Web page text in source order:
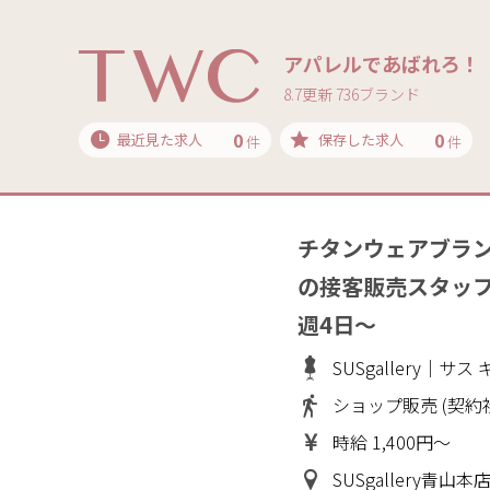
アパレルであばれろ！
8.7更新 736ブランド
最近見た求人 0件 保存した求人 0件
チタンウェアブラ
の接客販売スタッ
週4日～
SUSgallery｜サス
ショップ販売 (契約
時給 1,400円～
SUSgallery青山本